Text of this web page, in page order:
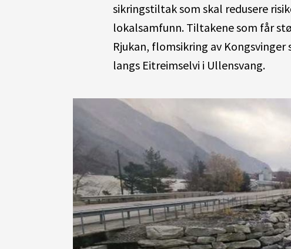
sikringstiltak som skal redusere
lokalsamfunn. Tiltakene som får
Rjukan, flomsikring av
langs Eitreimselvi i Ullensvang.